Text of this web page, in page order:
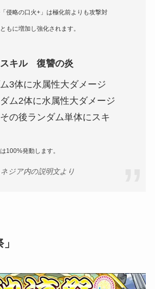
侵略の口火+」は極化前よりも攻撃対
もに増加し強化されます。
スキル 復讐の炎
3体に水属性大ダメージ
ム2体に水属性大ダメージ
の後ランダム単体にスキ
100%発動します。
ジア内の説明文より